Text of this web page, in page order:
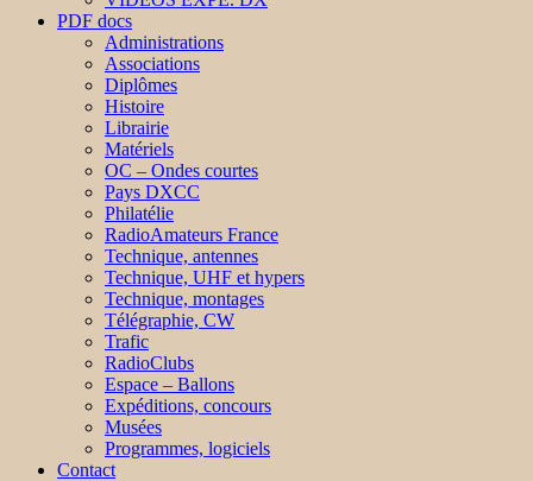
PDF docs
Administrations
Associations
Diplômes
Histoire
Librairie
Matériels
OC – Ondes courtes
Pays DXCC
Philatélie
RadioAmateurs France
Technique, antennes
Technique, UHF et hypers
Technique, montages
Télégraphie, CW
Trafic
RadioClubs
Espace – Ballons
Expéditions, concours
Musées
Programmes, logiciels
Contact